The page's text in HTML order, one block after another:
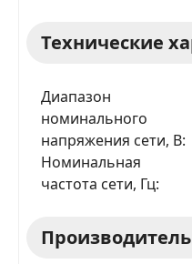
Технические
Диапазон
номинального
напряжения сети, В
Номинальная
частота сети, Гц
Производитель